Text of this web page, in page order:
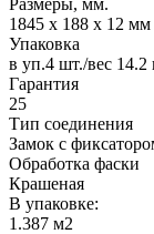
1845 х 188 х 12 мм
Упаковка
в уп.4 шт./вес 14.2
Гарантия
25
Тип соединения
Замок с
Обработка фаски
Крашеная
В упаковке:
1.387 м2